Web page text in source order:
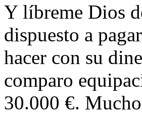
Y líbreme Dios
dispuesto a
hacer con su
comparo
30.000 €.